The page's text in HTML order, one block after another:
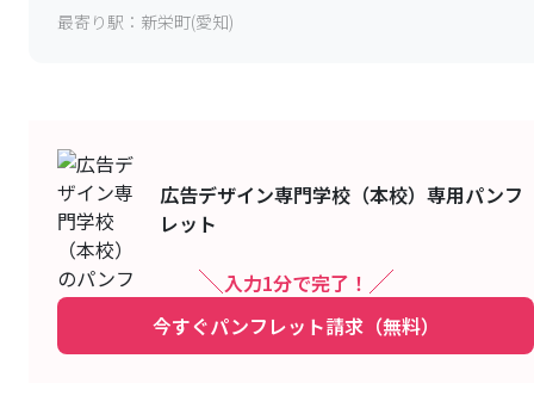
最寄り駅： 新栄町(愛知)
広告デザイン専門学校（本校） 専用パンフ
レット
入力1分で完了！
今すぐパンフレット請求（無料）